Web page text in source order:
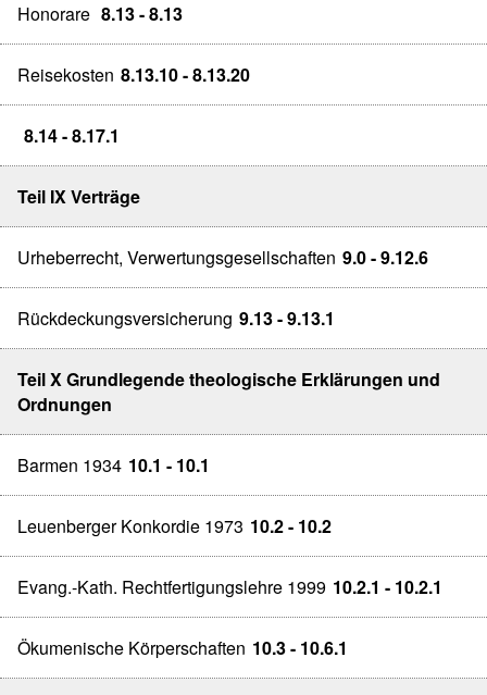
Honorare 8.13 - 8.13
Reisekosten 8.13.10 - 8.13.20
8.14 - 8.17.1
Teil IX Verträge
Urheberrecht, Verwertungsgesellschaften 9.0 - 9.12.6
Rückdeckungsversicherung 9.13 - 9.13.1
Teil X Grundlegende theologische Erklärungen und
Ordnungen
Barmen 1934 10.1 - 10.1
Leuenberger Konkordie 1973 10.2 - 10.2
Evang.-Kath. Rechtfertigungslehre 1999 10.2.1 - 10.2.1
Ökumenische Körperschaften 10.3 - 10.6.1